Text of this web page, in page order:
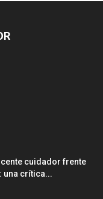
cuidador frente
una crítica...